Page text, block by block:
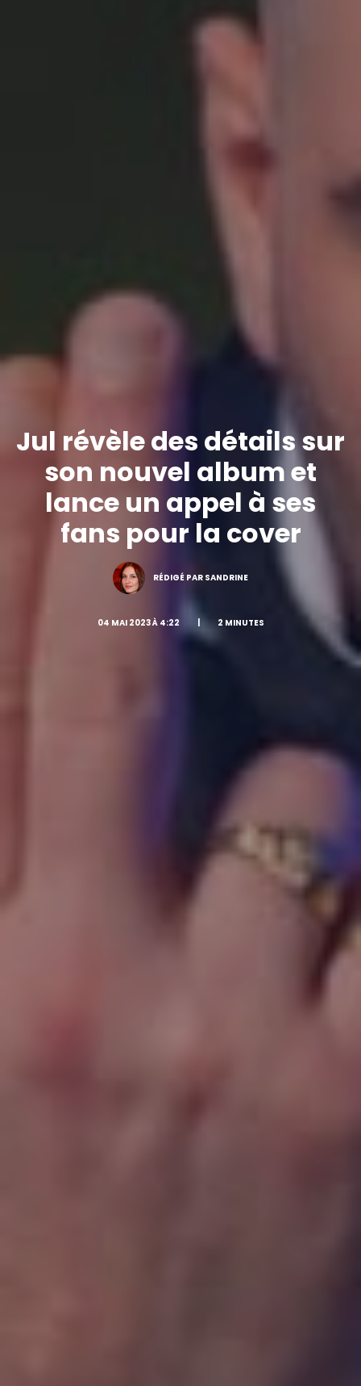
Jul révèle des détails sur
son nouvel album et
lance un appel à ses
fans pour la cover
RÉDIGÉ PAR SANDRINE
04 MAI 2023 À 4:22 | 2 MINUTES